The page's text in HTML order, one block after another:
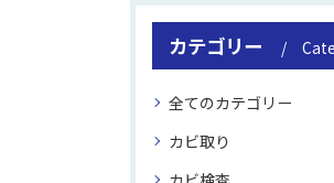
カテゴリー
全てのカテゴリー
カビ取り